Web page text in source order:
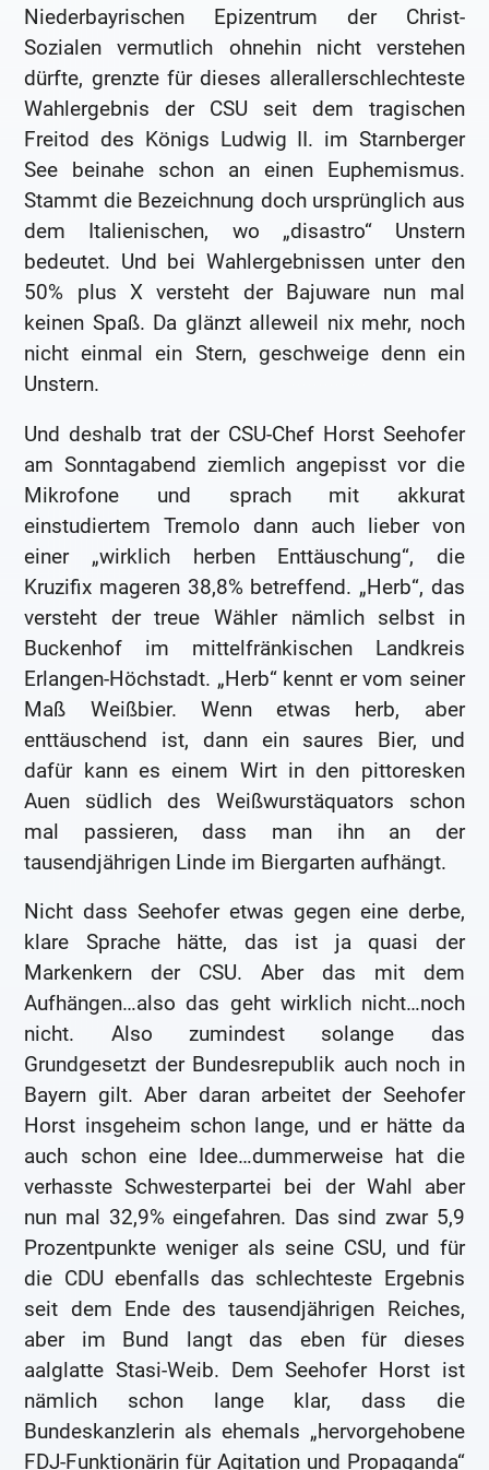
Niederbayrischen Epizentrum der Christ-
Sozialen vermutlich ohnehin nicht verstehen
dürfte, grenzte für dieses allerallerschlechteste
Wahlergebnis der CSU seit dem tragischen
Freitod des Königs Ludwig II. im Starnberger
See beinahe schon an einen Euphemismus.
Stammt die Bezeichnung doch ursprünglich aus
dem Italienischen, wo „disastro“ Unstern
bedeutet. Und bei Wahlergebnissen unter den
50% plus X versteht der Bajuware nun mal
keinen Spaß. Da glänzt alleweil nix mehr, noch
nicht einmal ein Stern, geschweige denn ein
Unstern.
Und deshalb trat der CSU-Chef Horst Seehofer
am Sonntagabend ziemlich angepisst vor die
Mikrofone und sprach mit akkurat
einstudiertem Tremolo dann auch lieber von
einer „wirklich herben Enttäuschung“, die
Kruzifix mageren 38,8% betreffend. „Herb“, das
versteht der treue Wähler nämlich selbst in
Buckenhof im mittelfränkischen Landkreis
Erlangen-Höchstadt. „Herb“ kennt er vom seiner
Maß Weißbier. Wenn etwas herb, aber
enttäuschend ist, dann ein saures Bier, und
dafür kann es einem Wirt in den pittoresken
Auen südlich des Weißwurstäquators schon
mal passieren, dass man ihn an der
tausendjährigen Linde im Biergarten aufhängt.
Nicht dass Seehofer etwas gegen eine derbe,
klare Sprache hätte, das ist ja quasi der
Markenkern der CSU. Aber das mit dem
Aufhängen…also das geht wirklich nicht…noch
nicht. Also zumindest solange das
Grundgesetzt der Bundesrepublik auch noch in
Bayern gilt. Aber daran arbeitet der Seehofer
Horst insgeheim schon lange, und er hätte da
auch schon eine Idee…dummerweise hat die
verhasste Schwesterpartei bei der Wahl aber
nun mal 32,9% eingefahren. Das sind zwar 5,9
Prozentpunkte weniger als seine CSU, und für
die CDU ebenfalls das schlechteste Ergebnis
seit dem Ende des tausendjährigen Reiches,
aber im Bund langt das eben für dieses
aalglatte Stasi-Weib. Dem Seehofer Horst ist
nämlich schon lange klar, dass die
Bundeskanzlerin als ehemals „hervorgehobene
FDJ-Funktionärin für Agitation und Propaganda“